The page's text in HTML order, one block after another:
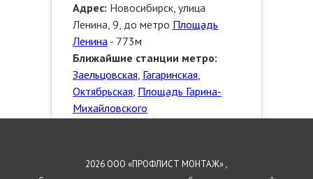
Адрес: Новосибирск, улица
Ленина, 9, до метро Площадь
Ленина - 773м
Ближайшие станции метро:
Заельцовская, Гагаринская,
Октябрьская, Площадь Гарина-
Михайловского
http://novosibirsk.proflistmontazh.ru
info@proflistmontazh.ru
2026 ООО «ПРОФЛИСТ МОНТАЖ» ,